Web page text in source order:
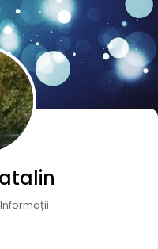
Informații